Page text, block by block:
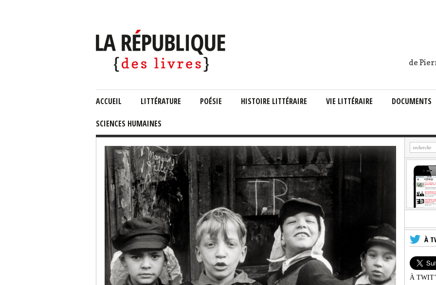
de
ACCUEIL LITTÉRATURE POÉSIE HISTOIRE LITTÉRAIRE VIE LITTÉRAIRE DOCUMENTS
SCIENCES HUMAINES
À
À